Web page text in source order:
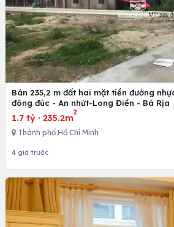
Bán 235,2 m đất hai mặt tiền đường
đông đúc - An nhứt-Long Điền - Bà Rịa
1.7 tỷ · 235.2m
2
Thành phố Hồ Chí Minh
4 giờ trước